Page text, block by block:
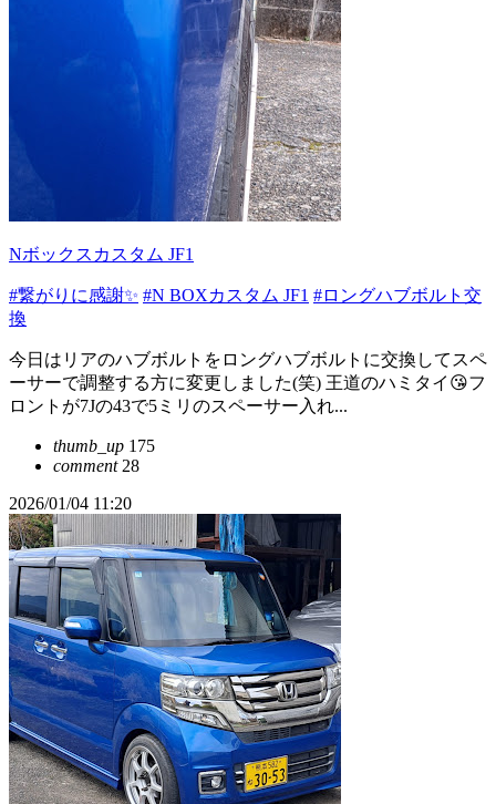
Nボックスカスタム JF1
#繋がりに感謝✨ #N BOXカスタム JF1 #ロングハブボルト交
換
今日はリアのハブボルトをロングハブボルトに交換してスペ
ーサーで調整する方に変更しました(笑) 王道のハミタイ😘フ
ロントが7Jの43で5ミリのスペーサー入れ...
thumb_up 175
comment28
2026/01/04 11:20